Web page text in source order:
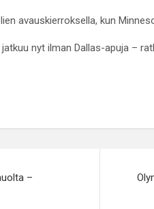
avauskierroksella, kun
nyt ilman Dallas-apuja –
–